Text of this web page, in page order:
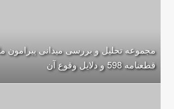
مجموعه تحلیل و بررسی میدانی پیرامون
قطعنامه 598 و دلایل وقوع آن